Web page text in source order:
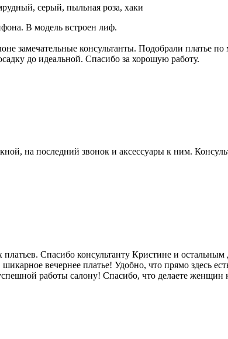
серый, пыльная роза, хаки
В модель встроен лиф.
замечательные консультанты. Подобрали платье
до идеальной. Спасибо за хорошую работу.
на последний звонок и аксессуары к ним.
Спасибо консультанту Кристине и
вечернее платье! Удобно, что прямо здесь
работы салону! Спасибо, что делаете женщин